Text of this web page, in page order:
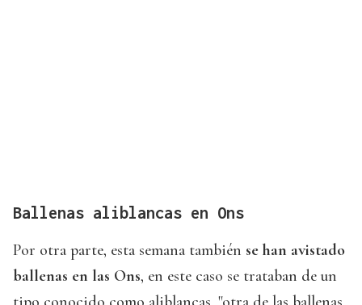
Ballenas aliblancas en Ons
Por otra parte, esta semana también se han avistado
ballenas en las Ons, en este caso se trataban de un